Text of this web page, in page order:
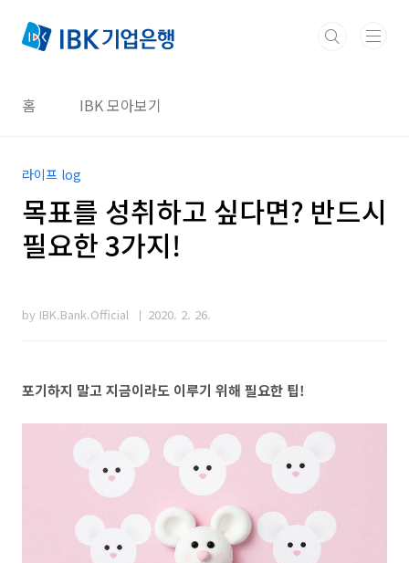
홈 IBK 모아보기
라이프 log
목표를 성취하고 싶다면? 반드시
필요한 3가지!
by IBK.Bank.Official 2020. 2. 26.
포기하지 말고 지금이라도 이루기 위해 필요한 팁!